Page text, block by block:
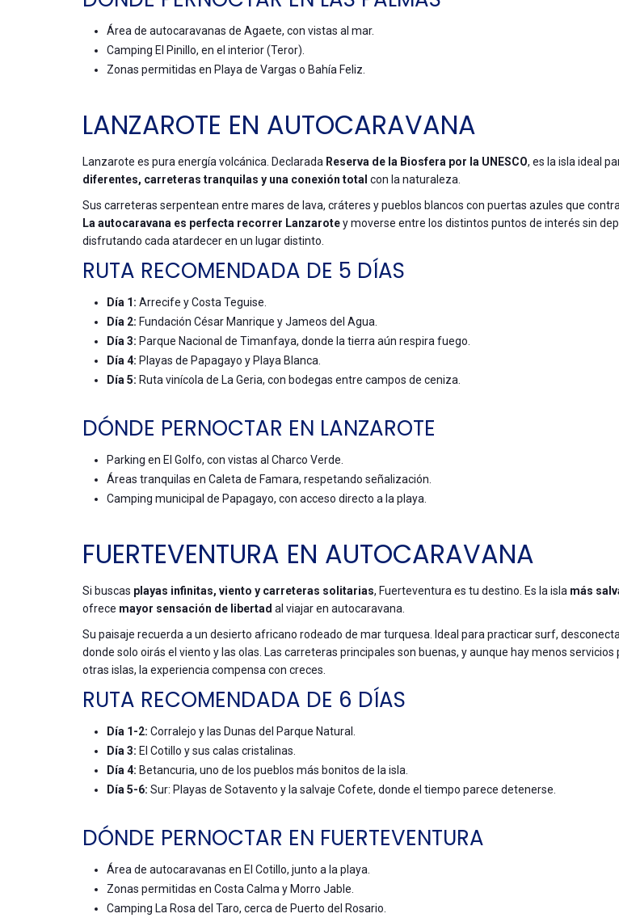
Área de autocaravanas de Agaete, con vistas al mar.
Camping El Pinillo, en el interior (Teror).
Zonas permitidas en Playa de Vargas o Bahía Feliz.
LANZAROTE EN AUTOCARAVANA
Lanzarote es pura energía volcánica. Declarada Reserva de la Biosfera por la UNESCO, es la isla ideal
diferentes, carreteras tranquilas y una conexión total con la naturaleza.
Sus carreteras serpentean entre mares de lava, cráteres y pueblos blancos con puertas azules que
La autocaravana es perfecta recorrer Lanzarotey moverse entre los distintos puntos de interés sin
disfrutando cada atardecer en un lugar distinto.
RUTA RECOMENDADA DE 5 DÍAS
Día 1: Arrecife y Costa Teguise.
Día 2: Fundación César Manrique y Jameos del Agua.
Día 3: Parque Nacional de Timanfaya, donde la tierra aún respira fuego.
Día 4: Playas de Papagayo y Playa Blanca.
Día 5: Ruta vinícola de La Geria, con bodegas entre campos de ceniza.
DÓNDE PERNOCTAR EN LANZAROTE
Parking en El Golfo, con vistas al Charco Verde.
Áreas tranquilas en Caleta de Famara, respetando señalización.
Camping municipal de Papagayo, con acceso directo a la playa.
FUERTEVENTURA EN AUTOCARAVANA
Si buscas playas infinitas, viento y carreteras solitarias, Fuerteventura es tu destino. Es la isla más
ofrece mayor sensación de libertad al viajar en autocaravana.
Su paisaje recuerda a un desierto africano rodeado de mar turquesa. Ideal para practicar surf,
donde solo oirás el viento y las olas. Las carreteras principales son buenas, y aunque hay menos
otras islas, la experiencia compensa con creces.
RUTA RECOMENDADA DE 6 DÍAS
Día 1-2: Corralejo y las Dunas del Parque Natural.
Día 3: El Cotillo y sus calas cristalinas.
Día 4: Betancuria, uno de los pueblos más bonitos de la isla.
Día 5-6: Sur: Playas de Sotavento y la salvaje Cofete, donde el tiempo parece detenerse.
DÓNDE PERNOCTAR EN FUERTEVENTURA
Área de autocaravanas en El Cotillo, junto a la playa.
Zonas permitidas en Costa Calma y Morro Jable.
Camping La Rosa del Taro, cerca de Puerto del Rosario.